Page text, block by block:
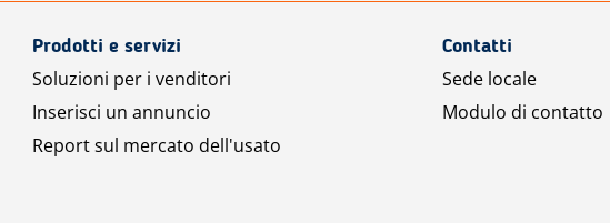
Prodotti e servizi
Soluzioni per i venditori
Inserisci un annuncio
Report sul mercato dell'usato
Contatti
Sede locale
Modulo di contatto